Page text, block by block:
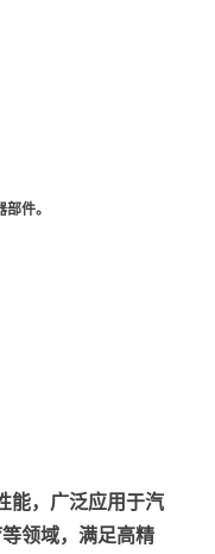
件。
能，广泛应用于汽
领域，满足高精